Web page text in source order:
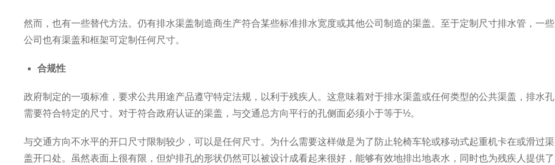
然而，也有一些替代方法。仍有排水渠盖制造商生产符合某些标准排水宽度或其他公司制造的渠盖。至于定制尺寸排水管，一些
公司也有渠盖和框架可定制任何尺寸。
合规性
政府制定的一项标准，要求公共用途产品遵守特定法规，以利于残疾人。这意味着对于排水渠盖或任何类型的公共渠盖，排水孔
需要符合特定的尺寸。对于符合政府认证的渠盖，与交通总方向平行的孔侧面必须小于等于½。
与交通方向不水平的开口尺寸限制较少，可以是任何尺寸。为什么需要这样做是为了防止轮椅车轮或移动式起重机卡在或滑过渠
盖开口处。虽然表面上很有限，但炉排孔的形状仍然可以被设计成看起来很好，能够有效地排出地表水，同时也为残疾人提供了